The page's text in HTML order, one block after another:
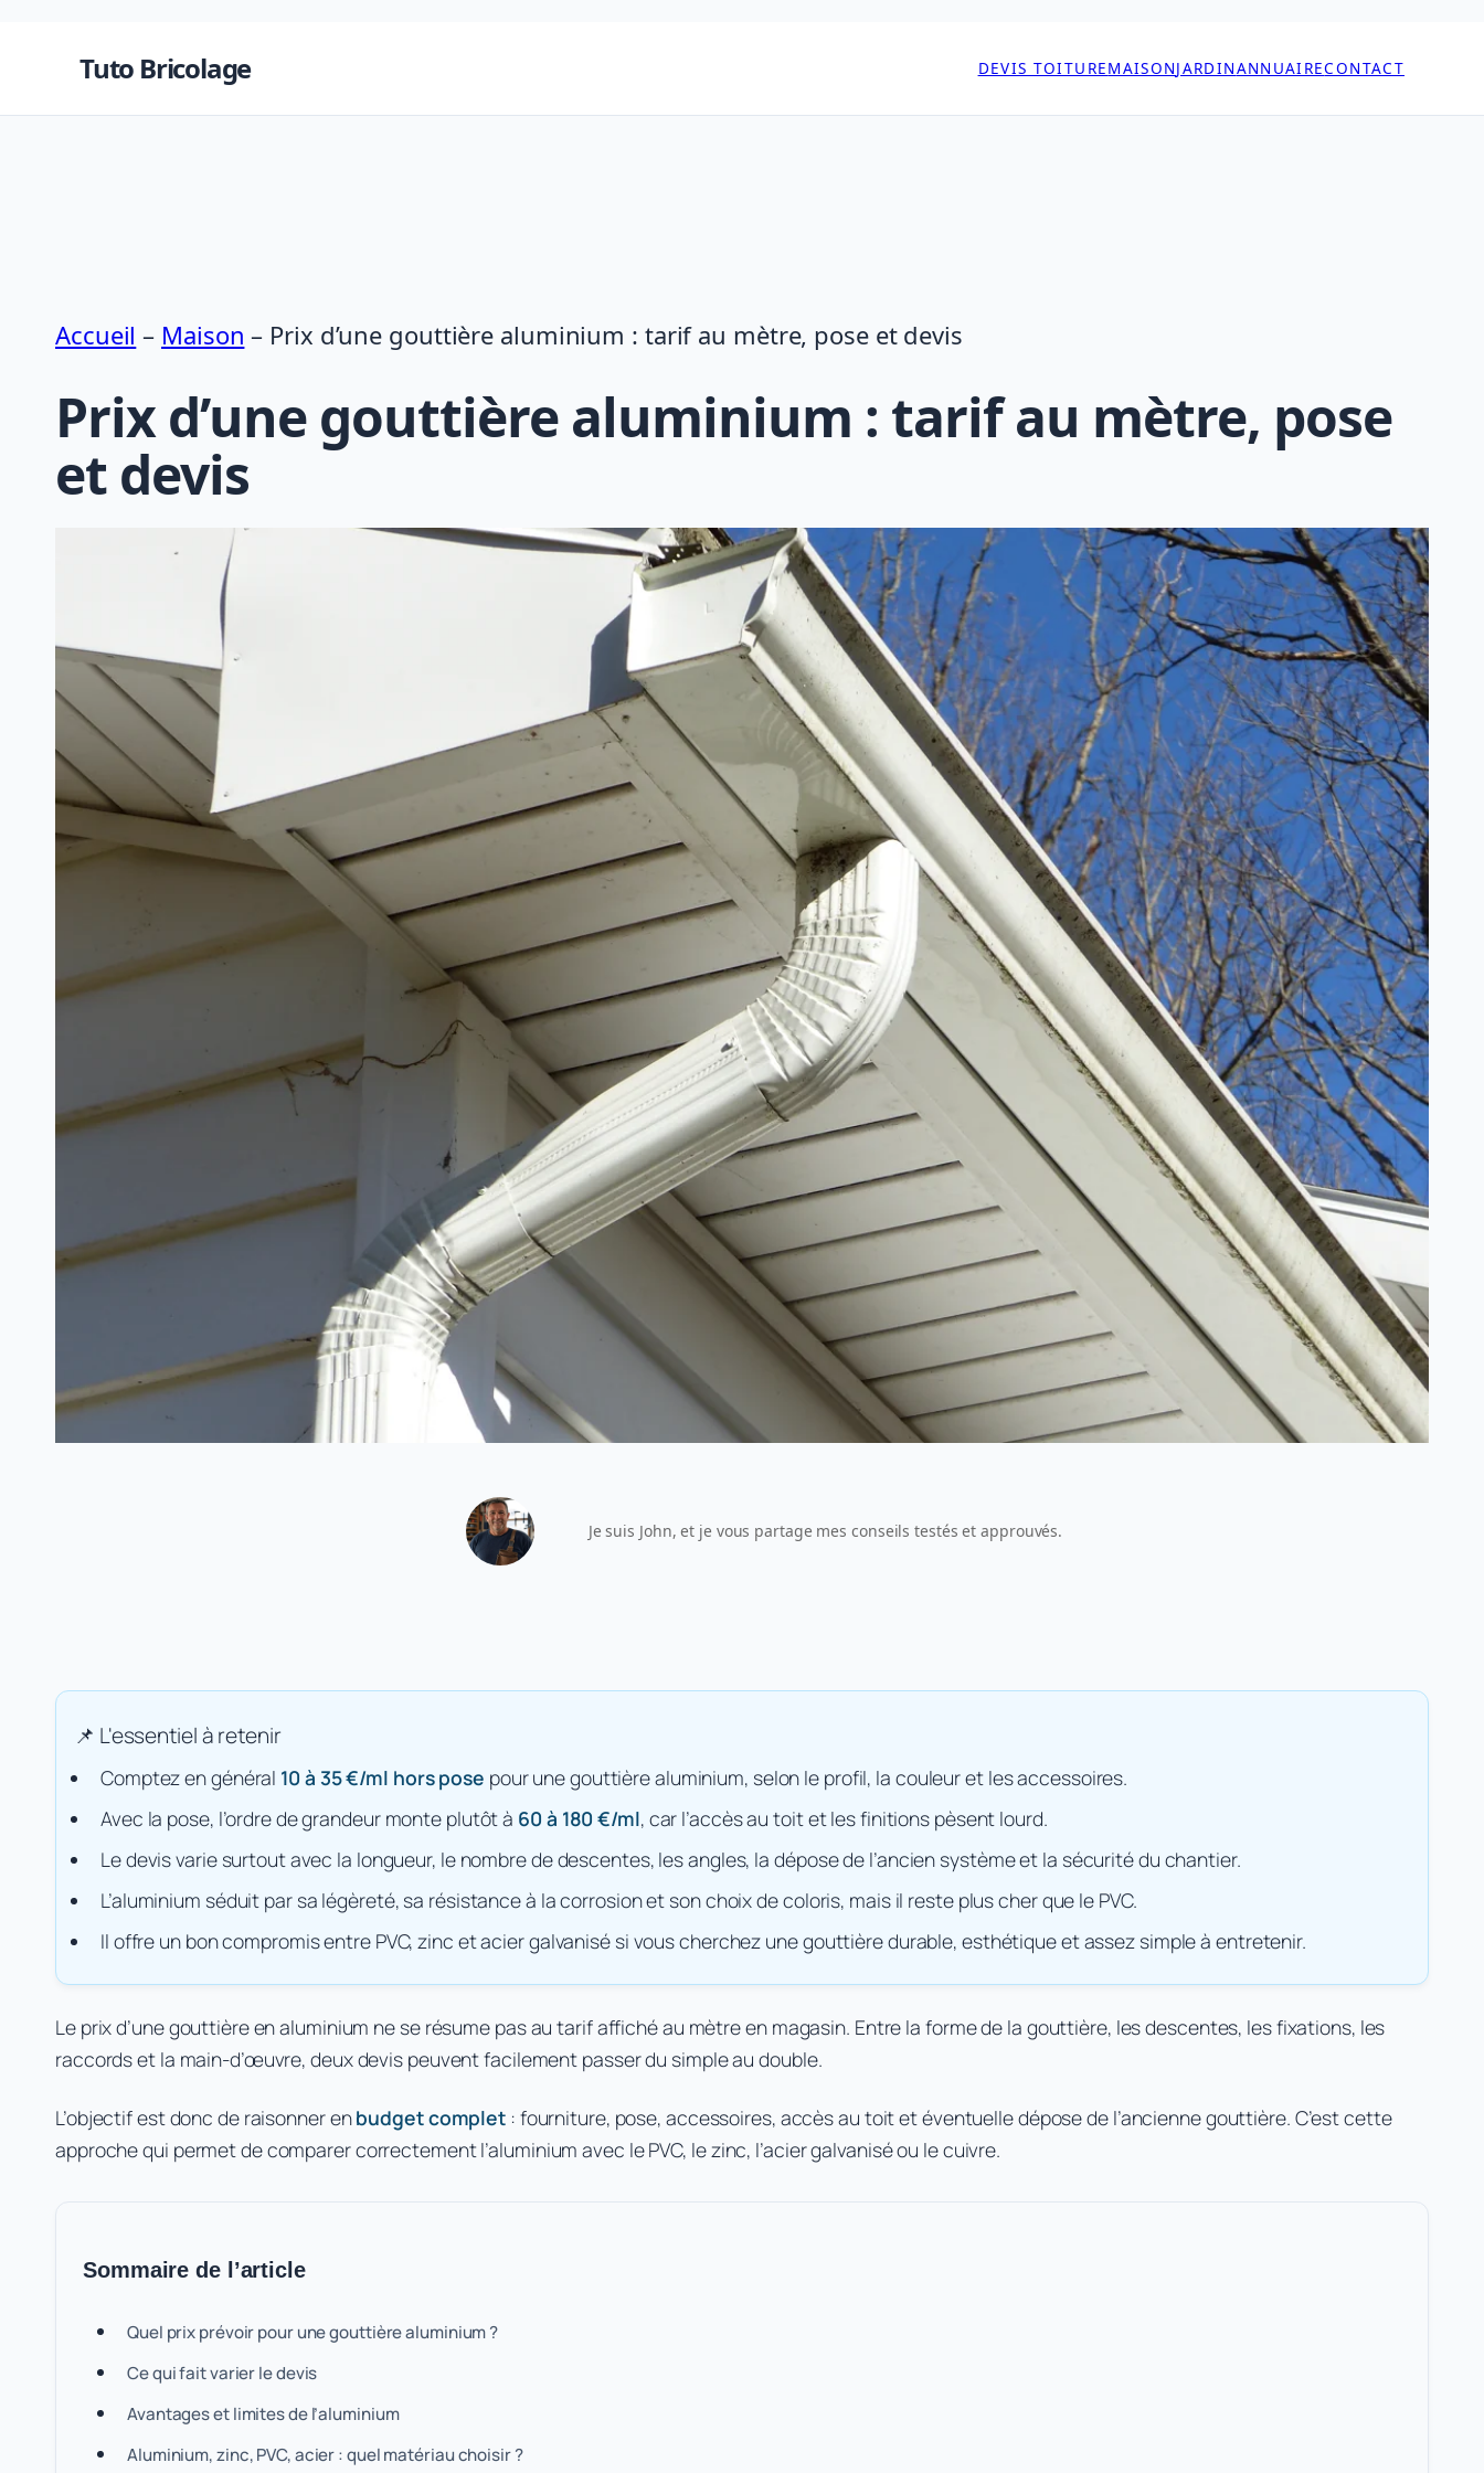
contenu
Tuto Bricolage DEVIS TOITUREMAISONJARDINANNUAIRECONTACT
Accueil – Maison – Prix d’une gouttière aluminium : tarif au mètre, pose et devis
Prix d’une gouttière aluminium : tarif au mètre, pose
et devis
Je suis John, et je vous partage mes conseils testés et approuvés.
Comptez en général 10 à 35 €/ml hors pose pour une gouttière aluminium, selon le profil, la couleur et les accessoires.
Avec la pose, l’ordre de grandeur monte plutôt à 60 à 180 €/ml, car l’accès au toit et les finitions pèsent lourd.
Le devis varie surtout avec la longueur, le nombre de descentes, les angles, la dépose de l’ancien système et la sécurité du chantier.
L’aluminium séduit par sa légèreté, sa résistance à la corrosion et son choix de coloris, mais il reste plus cher que le PVC.
Il offre un bon compromis entre PVC, zinc et acier galvanisé si vous cherchez une gouttière durable, esthétique et assez simple à entretenir.
Le prix d’une gouttière en aluminium ne se résume pas au tarif affiché au mètre en magasin. Entre la forme de la gouttière, les descentes, les fixations, les
raccords et la main-d’œuvre, deux devis peuvent facilement passer du simple au double.
L’objectif est donc de raisonner enbudget complet : fourniture, pose, accessoires, accès au toit et éventuelle dépose de l’ancienne gouttière. C’est cette
approche qui permet de comparer correctement l’aluminium avec le PVC, le zinc, l’acier galvanisé ou le cuivre.
Sommaire de l’article
Quel prix prévoir pour une gouttière aluminium ?
Ce qui fait varier le devis
Avantages et limites de l’aluminium
Aluminium, zinc, PVC, acier : quel matériau choisir ?